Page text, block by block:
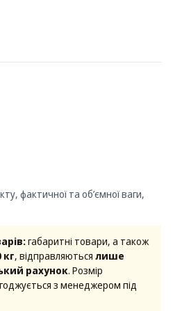
фактичної та об’ємної ваги,
габаритні товари, а також
кг, відправляються лише
рахунок. Розмір
з менеджером під